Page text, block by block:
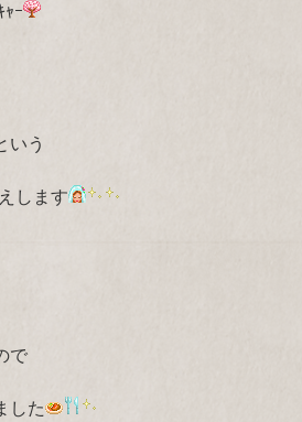
ｰ
いう
します
で
した